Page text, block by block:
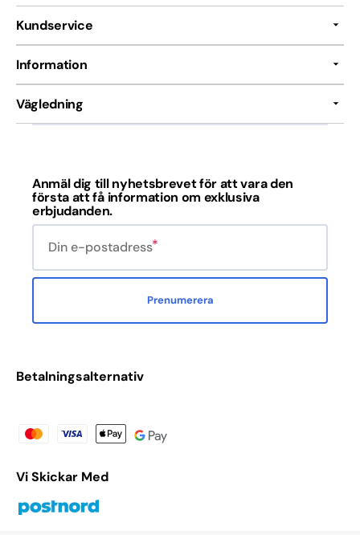
Kundservice
Information
Vägledning
Anmäl dig till nyhetsbrevet för att vara den
första att få information om exklusiva
erbjudanden.
Din e-postadress
Prenumerera
Betalningsalternativ
Vi Skickar Med